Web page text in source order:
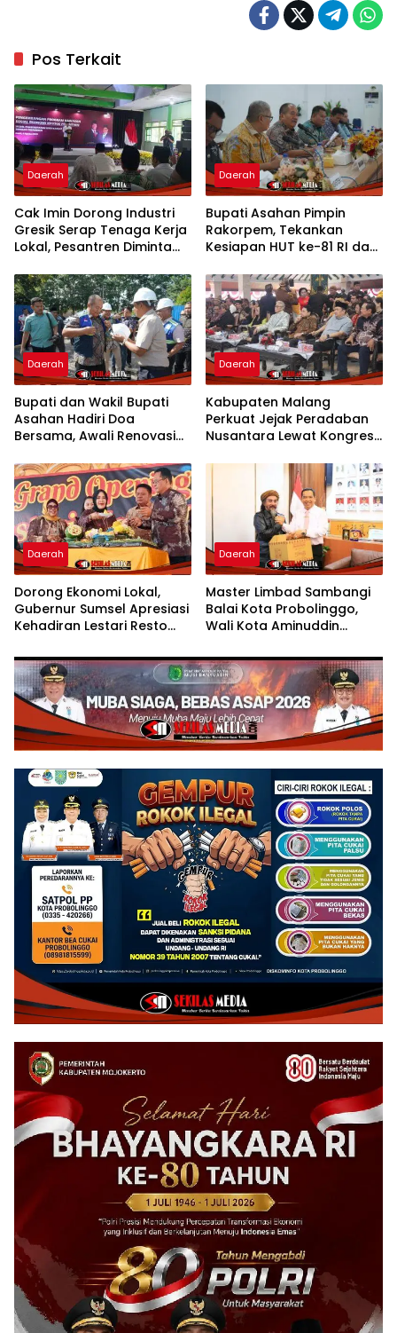
Pos Terkait
Daerah
Cak Imin Dorong Industri
Gresik Serap Tenaga Kerja
Lokal, Pesantren Diminta
Daerah
Bupati Asahan Pimpin
Rakorpem, Tekankan
Kesiapan HUT ke-81 RI dan
Prioritas 2027
Daerah
Bupati dan Wakil Bupati
Asahan Hadiri Doa
Bersama, Awali Renovasi
Daerah
Kabupaten Malang
Perkuat Jejak Peradaban
Nusantara Lewat Kongres
Daerah
Dorong Ekonomi Lokal,
Gubernur Sumsel Apresiasi
Kehadiran Lestari Resto
Opening 50%
Daerah
Master Limbad Sambangi
Balai Kota Probolinggo,
Wali Kota Aminuddin
Silaturahmi